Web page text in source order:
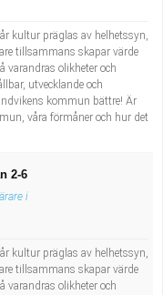
kultur präglas av helhetssyn,
tillsammans skapar värde
varandras olikheter och
utvecklande och
kommun bättre! Är
våra förmåner och hur det
2-6
i
kultur präglas av helhetssyn,
tillsammans skapar värde
varandras olikheter och